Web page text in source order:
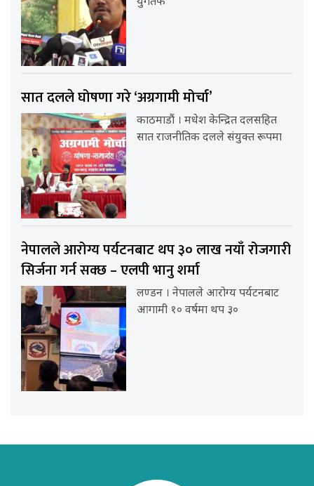
सात दलले घोषणा गरे ‘अग्रगामी मोर्चा’
काठमाडौं । मधेश केन्द्रित दलसहित
सात राजनीतिक दलले संयुक्त रूपमा
नेपालले आरोग्य पर्यटनबाट थप ३० लाख नयाँ रोजगारी
सिर्जना गर्न सक्छ – एलपी भानु शर्मा
लण्डन । नेपालले आरोग्य पर्यटनबाट
आगामी १० वर्षमा थप ३०